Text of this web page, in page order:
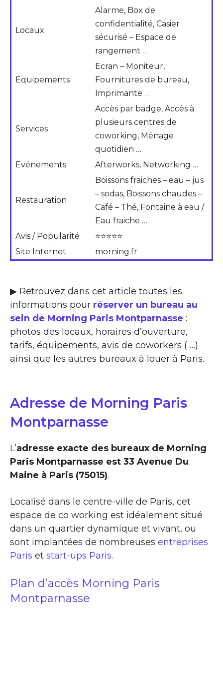
Locaux
Alarme, Box de
confidentialité, Casier
sécurisé – Espace de
rangement …
Equipements
Ecran – Moniteur,
Fournitures de bureau,
Imprimante …
Services
Accès par badge, Accès à
plusieurs centres de
coworking, Ménage
quotidien …
Evénements
Afterworks, Networking …
Restauration
Boissons fraiches – eau – jus
– sodas, Boissons chaudes –
Café – Thé, Fontaine à eau /
Eau fraiche …
Avis / Popularité
⭐⭐⭐⭐⭐
Site Internet
morning.fr
▶ Retrouvez dans cet article toutes les
informations pour réserver un bureau au
sein de Morning Paris Montparnasse :
photos des locaux, horaires d’ouverture,
tarifs, équipements, avis de coworkers ( …)
ainsi que les autres bureaux à louer à Paris.
Adresse de Morning Paris
Montparnasse
L’adresse exacte des bureaux de Morning
Paris Montparnasse est 33 Avenue Du
Maine à Paris (75015).
Localisé dans le centre-ville de Paris, cet
espace de co working est idéalement situé
dans un quartier dynamique et vivant, ou
sont implantées de nombreuses entreprises
Paris et start-ups Paris.
Plan d’accès Morning Paris
Montparnasse